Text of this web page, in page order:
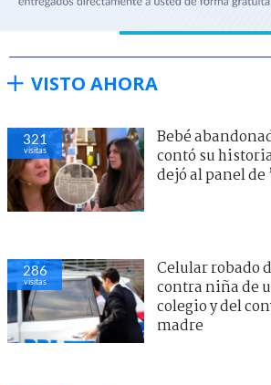
VISTO AHORA
321
visitas
Bebé
contó su
dejó al panel de
286
visitas
Celular robado
contra niña de
colegio y del
madre